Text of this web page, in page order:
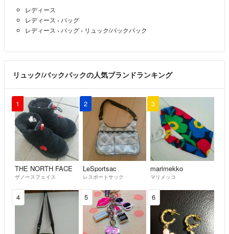
レディース
レディース › バッグ
レディース › バッグ › リュック/バックパック
リュック/バックパックの人気ブランドランキング
1
THE NORTH FACE
ザノースフェイス
2
LeSportsac
レスポートサック
3
marimekko
マリメッコ
4 5 6